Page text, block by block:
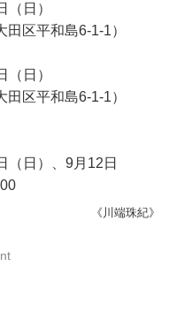
日）
区平和島6-1-1）
日）
区平和島6-1-1）
（日）、9月12日
《川端珠紀》